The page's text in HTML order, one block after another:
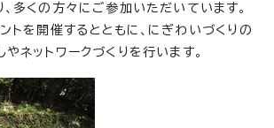
、多くの方々にご参加いただいています。
トを開催するとともに、にぎわいづくりの
ネットワークづくりを行います。